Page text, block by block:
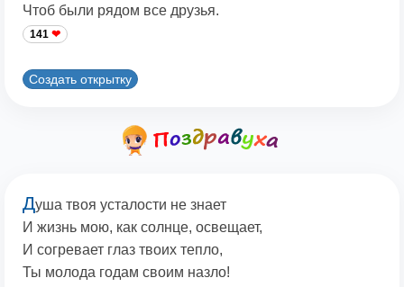
Чтоб были рядом все друзья.
141
Создать открытку
Душа твоя усталости не знает
И жизнь мою, как солнце, освещает,
И согревает глаз твоих тепло,
Ты молода годам своим назло!